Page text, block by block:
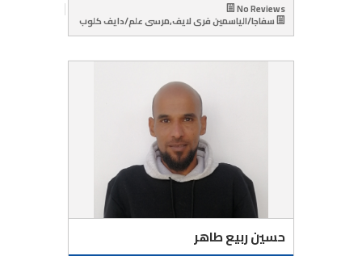
No Reviews
سفاجا/الياسمين فرى لايف,مرسى علم/دايف كلوب
حسين ربيع طاهر